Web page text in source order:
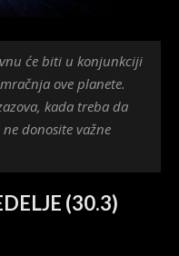
će biti u konjunkciji
ove planete.
kada treba da
donosite važne
(30.3)